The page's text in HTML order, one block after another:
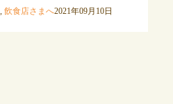
飲食店さまへ2021年09月10日